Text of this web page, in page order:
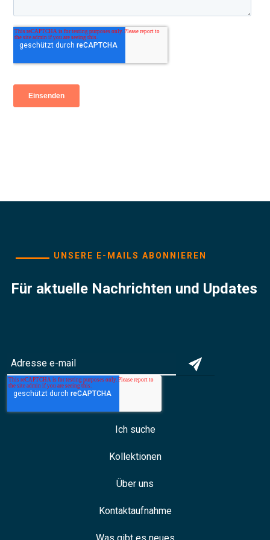
UNSERE E-MAILS ABONNIEREN
Für aktuelle Nachrichten und Updates
Ich suche
Kollektionen
Über uns
Kontaktaufnahme